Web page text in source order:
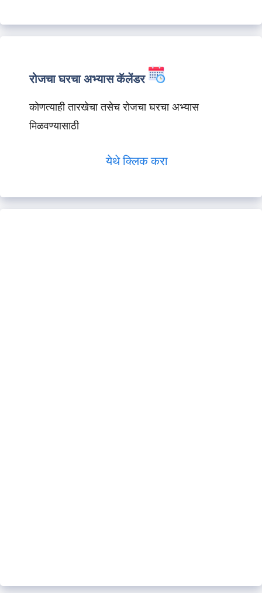
रोजचा घरचा अभ्यास कॅलेंडर
कोणत्याही तारखेचा तसेच रोजचा घरचा अभ्यास
मिळवण्यासाठी
येथे क्लिक करा